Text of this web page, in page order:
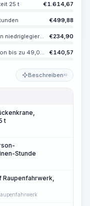
25 t €1.614,67
€499,88
Schweißelektroden zum Schweißen von niedriglegierten und kohlenstoffhaltigen Stählen E55, Durchmesser 4 mm €234,90
Elektrische Winden mit einer Zugkraft von bis zu 49,05 kN (5 t) €140,57
Beschreiben KI
t
Stunde
Raupenfahrwerk,